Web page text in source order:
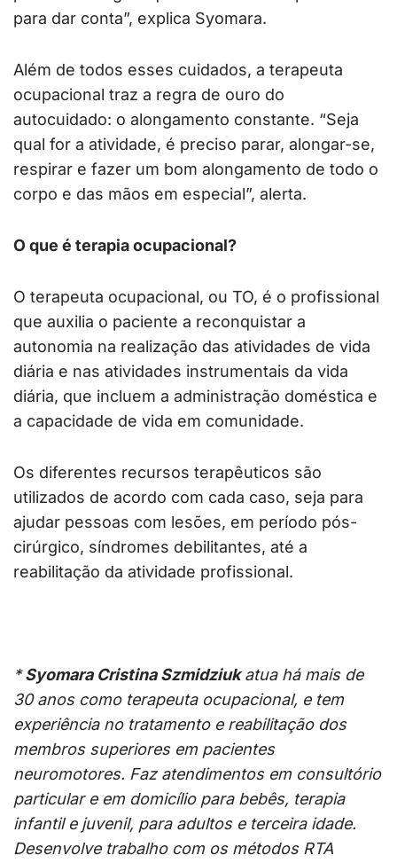
para dar conta”, explica Syomara.
Além de todos esses cuidados, a terapeuta
ocupacional traz a regra de ouro do
autocuidado: o alongamento constante. “Seja
qual for a atividade, é preciso parar, alongar-se,
respirar e fazer um bom alongamento de todo o
corpo e das mãos em especial”, alerta.
O que é terapia ocupacional?
O terapeuta ocupacional, ou TO, é o profissional
que auxilia o paciente a reconquistar a
autonomia na realização das atividades de vida
diária e nas atividades instrumentais da vida
diária, que incluem a administração doméstica e
a capacidade de vida em comunidade.
Os diferentes recursos terapêuticos são
utilizados de acordo com cada caso, seja para
ajudar pessoas com lesões, em período pós-
cirúrgico, síndromes debilitantes, até a
reabilitação da atividade profissional.
*Syomara Cristina Szmidziukatua há mais de
30 anos como terapeuta ocupacional, e tem
experiência no tratamento e reabilitação dos
membros superiores em pacientes
neuromotores. Faz atendimentos em consultório
particular e em domicílio para bebês, terapia
infantil e juvenil, para adultos e terceira idade.
Desenvolve trabalho com os métodos RTA